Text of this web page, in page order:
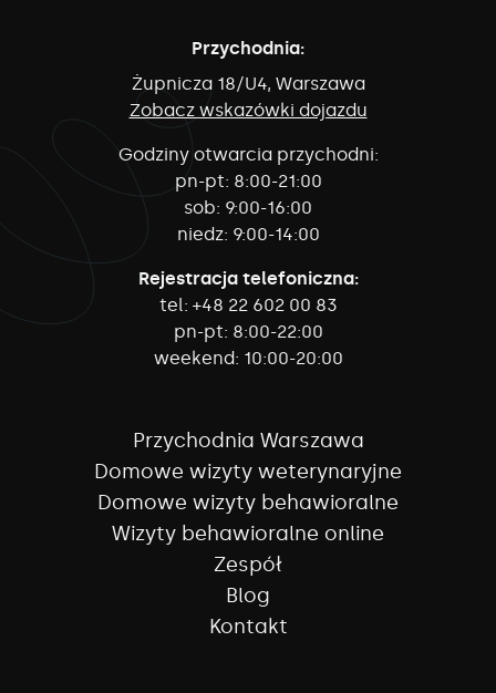
Przychodnia:
Żupnicza 18/U4, Warszawa
Zobacz wskazówki dojazdu
Godziny otwarcia przychodni:
pn-pt: 8:00-21:00
sob: 9:00-16:00
niedz: 9:00-14:00
Rejestracja telefoniczna:
tel: +48 22 602 00 83
pn-pt: 8:00-22:00
weekend: 10:00-20:00
Przychodnia Warszawa
Domowe wizyty weterynaryjne
Domowe wizyty behawioralne
Wizyty behawioralne online
Zespół
Blog
Kontakt